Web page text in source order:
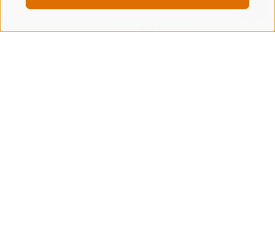
NEWSLETTER
QUICKLINKS